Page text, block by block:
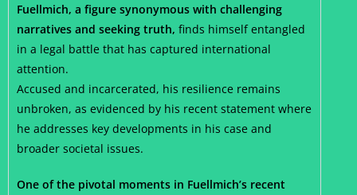
Fuellmich, a figure synonymous with challenging
narratives and seeking truth, finds himself entangled
in a legal battle that has captured international
attention.
Accused and incarcerated, his resilience remains
unbroken, as evidenced by his recent statement where
he addresses key developments in his case and
broader societal issues.
One of the pivotal moments in Fuellmich’s recent